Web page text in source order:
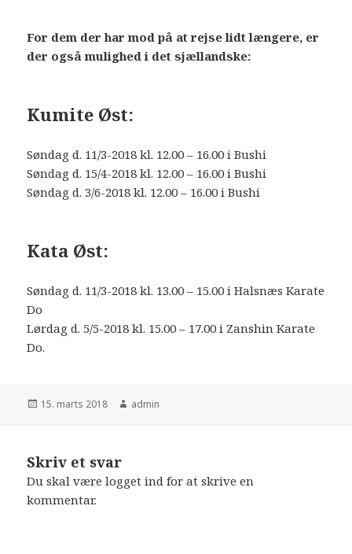
For dem der har mod på at rejse lidt længere, er
der også mulighed i det sjællandske:
Kumite Øst:
Søndag d. 11/3-2018 kl. 12.00 – 16.00 i Bushi
Søndag d. 15/4-2018 kl. 12.00 – 16.00 i Bushi
Søndag d. 3/6-2018 kl. 12.00 – 16.00 i Bushi
Kata Øst:
Søndag d. 11/3-2018 kl. 13.00 – 15.00 i Halsnæs Karate
Do
Lørdag d. 5/5-2018 kl. 15.00 – 17.00 i Zanshin Karate
Do.
Udgivet
15. marts 2018 Forfatter
admin
Skriv et svar
Du skal værelogget ind for at skrive en
kommentar.